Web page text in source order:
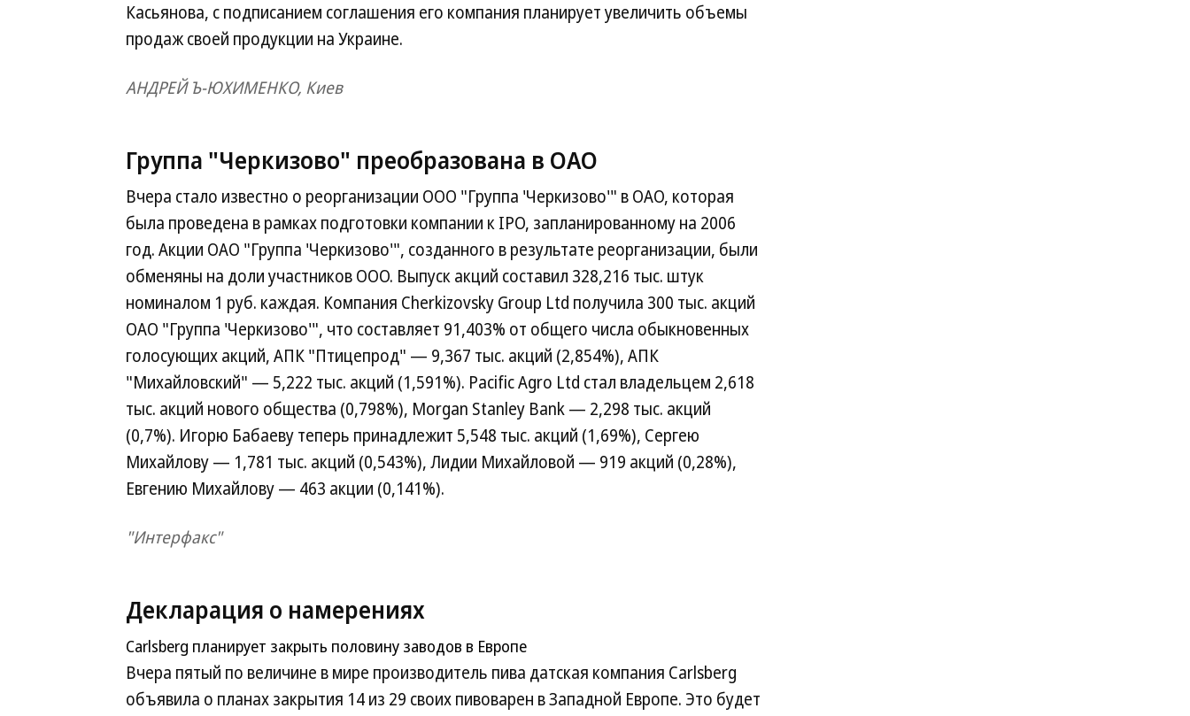
Касьянова, с подписанием соглашения его компания планирует увеличить объемы
продаж своей продукции на Украине.
АНДРЕЙ Ъ-ЮХИМЕНКО, Киев
Группа "Черкизово" преобразована в ОАО
Вчера стало известно о реорганизации ООО "Группа 'Черкизово'" в ОАО, которая
была проведена в рамках подготовки компании к IPO, запланированному на 2006
год. Акции ОАО "Группа 'Черкизово'", созданного в результате реорганизации, были
обменяны на доли участников ООО. Выпуск акций составил 328,216 тыс. штук
номиналом 1 руб. каждая. Компания Cherkizovsky Group Ltd получила 300 тыс. акций
ОАО "Группа 'Черкизово'", что составляет 91,403% от общего числа обыкновенных
голосующих акций, АПК "Птицепрод" — 9,367 тыс. акций (2,854%), АПК
"Михайловский" — 5,222 тыс. акций (1,591%). Pacific Agro Ltd стал владельцем 2,618
тыс. акций нового общества (0,798%), Morgan Stanley Bank — 2,298 тыс. акций
(0,7%). Игорю Бабаеву теперь принадлежит 5,548 тыс. акций (1,69%), Сергею
Михайлову — 1,781 тыс. акций (0,543%), Лидии Михайловой — 919 акций (0,28%),
Евгению Михайлову — 463 акции (0,141%).
"Интерфакс"
Декларация о намерениях
Carlsberg планирует закрыть половину заводов в Европе
Вчера пятый по величине в мире производитель пива датская компания Carlsberg
объявила о планах закрытия 14 из 29 своих пивоварен в Западной Европе. Это будет